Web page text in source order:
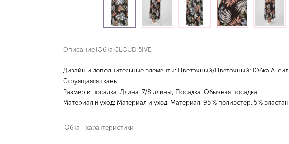
Описание Юбка CLOUD 5IVE
Дизайн и дополнительные элементы: Цветочный/Цветочный; Юбка А-
Струящаяся ткань
Размер и посадка: Длина: 7/8 длины; Посадка: Обычная посадка
Материал и уход: Материал и уход: Материал: 95 % полиэстер, 5 %
Юбка - характеристики